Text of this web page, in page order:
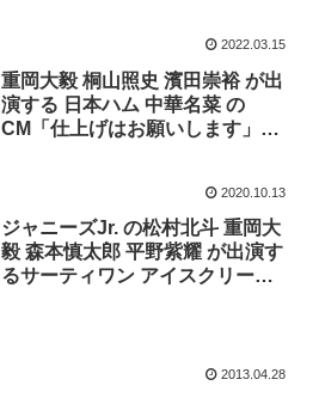
2022.03.15
重岡大毅 桐山照史 濱田崇裕 が出
演する 日本ハム 中華名菜 の
CM「仕上げはお願いします」
2020.10.13
ジャニーズJr. の松村北斗 重岡大
毅 森本慎太郎 平野紫耀 が出演す
るサーティワン アイスクリーム
2013.04.28